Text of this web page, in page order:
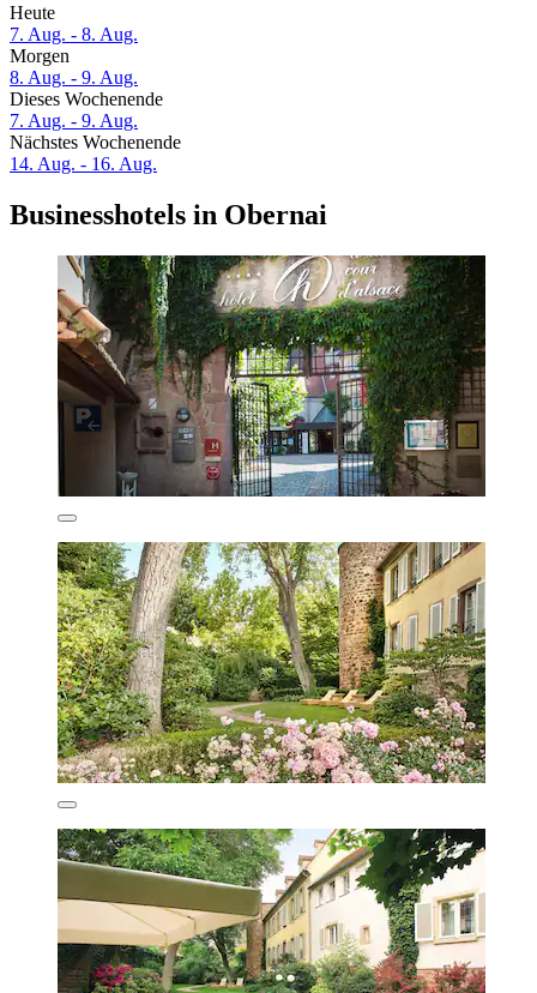
Heute
7. Aug. - 8. Aug.
Morgen
8. Aug. - 9. Aug.
Dieses Wochenende
7. Aug. - 9. Aug.
Nächstes Wochenende
14. Aug. - 16. Aug.
Businesshotels in Obernai